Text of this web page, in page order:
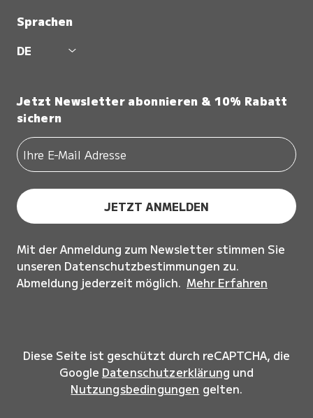
Sprachen
DE
Jetzt Newsletter abonnieren & 10% Rabatt
sichern
JETZT ANMELDEN
Mit der Anmeldung zum Newsletter stimmen Sie
unseren Datenschutzbestimmungen zu.
Abmeldung jederzeit möglich. Mehr Erfahren
Diese Seite ist geschützt durch reCAPTCHA, die
Google Datenschutzerklärung und
Nutzungsbedingungen gelten.